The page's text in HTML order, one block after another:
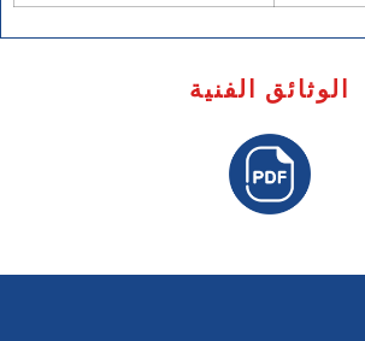
الوثائق الفنية